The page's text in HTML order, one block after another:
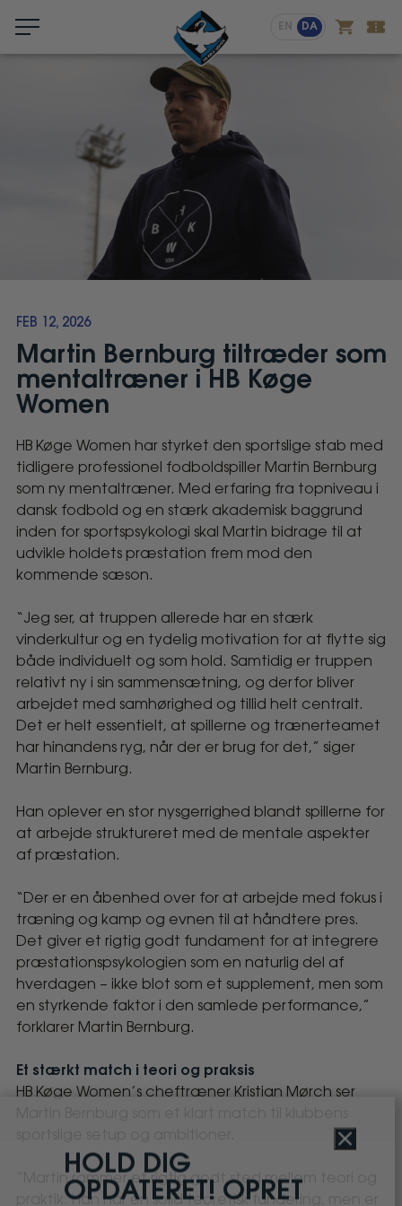
DA
EN
FEB 12, 2026
Martin Bernburg tiltræder som
mentaltræner i HB Køge
Women
Martin
Bernburg
tiltræder
som
mentaltræner
i
HB
Køge
Women
HB Køge Women har styrket den sportslige stab med
tidligere professionel fodboldspiller Martin Bernburg
som ny mentaltræner. Med erfaring fra topniveau i
dansk fodbold og en stærk akademisk baggrund
inden for sportspsykologi skal Martin bidrage til at
udvikle holdets præstation frem mod den
kommende sæson.
“Jeg ser, at truppen allerede har en stærk
vinderkultur og en tydelig motivation for at flytte sig
både individuelt og som hold. Samtidig er truppen
relativt ny i sin sammensætning, og derfor bliver
arbejdet med samhørighed og tillid helt centralt.
Det er helt essentielt, at spillerne og trænerteamet
har hinandens ryg, når der er brug for det,” siger
Martin Bernburg.
Han oplever en stor nysgerrighed blandt spillerne for
at arbejde struktureret med de mentale aspekter
af præstation.
“Der er en åbenhed over for at arbejde med fokus i
træning og kamp og evnen til at håndtere pres.
Det giver et rigtig godt fundament for at integrere
præstationspsykologien som en naturlig del af
hverdagen – ikke blot som et supplement, men som
en styrkende faktor i den samlede performance,”
forklarer Martin Bernburg.
Et stærkt match i teori og praksis
HB Køge Women’s cheftræner Kristian Mørch ser
“Martin rammer et rigtig godt sted mellem teori og
praktik. Han har en solid teoretisk fundering, men er
Close
HOLD DIG
OPDATERET! OPRET